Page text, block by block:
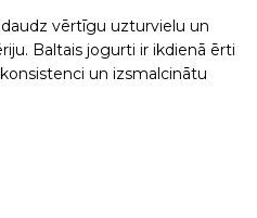
vērtīgu uzturvielu un
Baltais jogurti ir ikdienā ērti
un izsmalcinātu